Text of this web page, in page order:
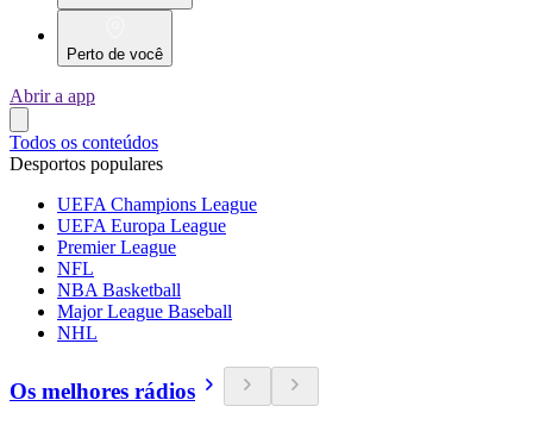
Perto de você
Abrir a app
Todos os conteúdos
Desportos populares
UEFA Champions League
UEFA Europa League
Premier League
NFL
NBA Basketball
Major League Baseball
NHL
Os melhores rádios